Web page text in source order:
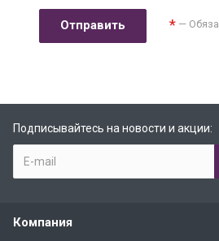
* —
Подписывайтесь на новости и акции:
Компания